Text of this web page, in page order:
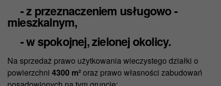
- z przeznaczeniem usługowo -
mieszkalnym,
- w spokojnej, zielonej okolicy.
Na sprzedaż prawo użytkowania wieczystego działki o
powierzchni 4300 m²oraz prawo własności zabudowań